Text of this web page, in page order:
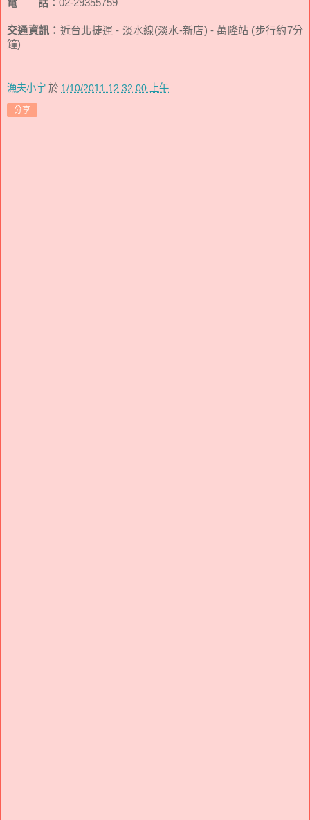
電 話： 02-29355759
交通資訊： 近台北捷運 - 淡水線(淡水-新店) - 萬隆站 (步行約7分
鐘)
漁夫小宇 於 1/10/2011 12:32:00 上午
分享